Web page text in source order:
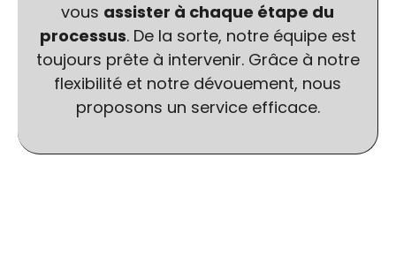
vous assister à chaque étape du
processus. De la sorte, notre équipe est
toujours prête à intervenir. Grâce à notre
flexibilité et notre dévouement, nous
proposons un service efficace.